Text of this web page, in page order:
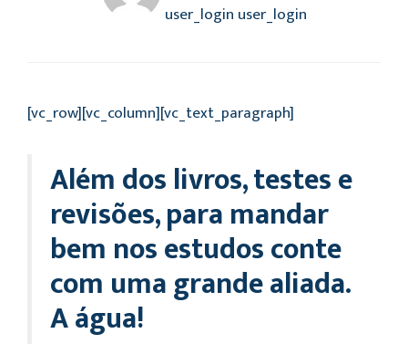
user_login user_login
[vc_row][vc_column][vc_text_paragraph]
Além dos livros, testes e
revisões, para mandar
bem nos estudos conte
com uma grande aliada.
A água!